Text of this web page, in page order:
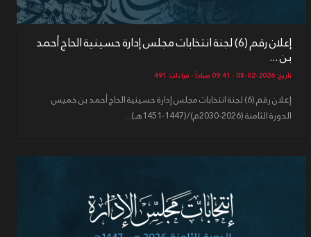
إعلان رقم (6) لجنة انتخابات مجلس إدارة حسينية الحاج أحمد
بن ...
تاريخ: 2026-02-08 - 09:41 صباحاً - قراءات: 491
إعلان رقم (6) لجنة انتخابات مجلس إدارة حسينية الحاج أحمد بن خميس
الدورة الثامنة (2026-2030م)/(1447-1451هـ)...